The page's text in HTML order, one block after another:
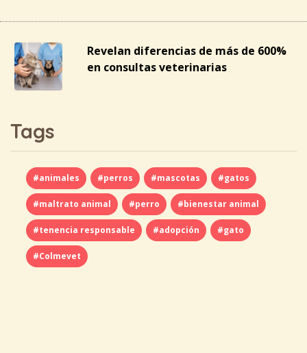
Revelan diferencias de más de 600%
en consultas veterinarias
Tags
#animales #perros #mascotas #gatos
#maltrato animal #perro #bienestar animal
#tenencia responsable #adopción #gato
#Colmevet